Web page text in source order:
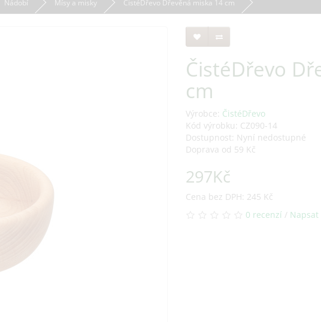
Nádobí Mísy a misky ČistéDřevo Dřevěná miska 14 cm
ČistéDřevo
cm
Výrobce: ČistéDřevo
Kód výrobku: CZ090-14
Dostupnost: Nyní nedostupné
Doprava od 59 Kč
297Kč
Cena bez DPH: 245 Kč
0 recenzí / Napsat